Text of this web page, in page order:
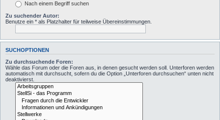
Nach einem Begriff suchen
Zu suchender Autor:
Benutze ein * als Platzhalter für teilweise Übereinstimmungen.
SUCHOPTIONEN
Zu durchsuchende Foren:
Wähle das Forum oder die Foren aus, in denen gesucht werden soll. Unterforen werden
automatisch mit durchsucht, sofern du die Option „Unterforen durchsuchen“ unten nicht
deaktivierst.